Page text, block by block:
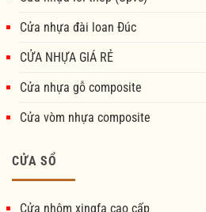
Cửa nhựa đài loan Đúc
CỬA NHỰA GIÁ RẺ
Cửa nhựa gỗ composite
Cửa vòm nhựa composite
CỬA SỔ
Cửa nhôm xingfa cao cấp